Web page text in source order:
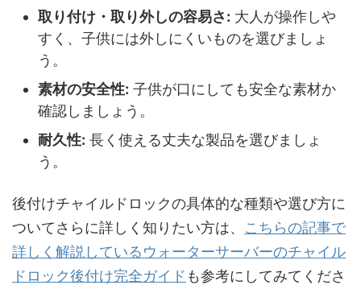
取り付け・取り外しの容易さ: 大人が操作しや
すく、子供には外しにくいものを選びましょ
う。
素材の安全性: 子供が口にしても安全な素材か
確認しましょう。
耐久性: 長く使える丈夫な製品を選びましょ
う。
後付けチャイルドロックの具体的な種類や選び方に
ついてさらに詳しく知りたい方は、 こちらの記事で
詳しく解説しているウォーターサーバーのチャイル
ドロック後付け完全ガイド も参考にしてみてくださ